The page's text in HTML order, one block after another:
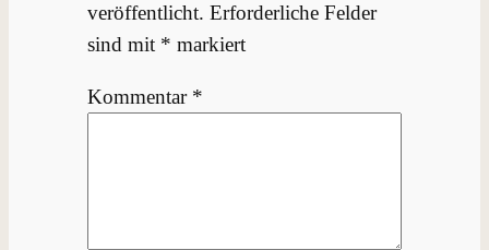
veröffentlicht. Erforderliche Felder
sind mit * markiert
Kommentar *